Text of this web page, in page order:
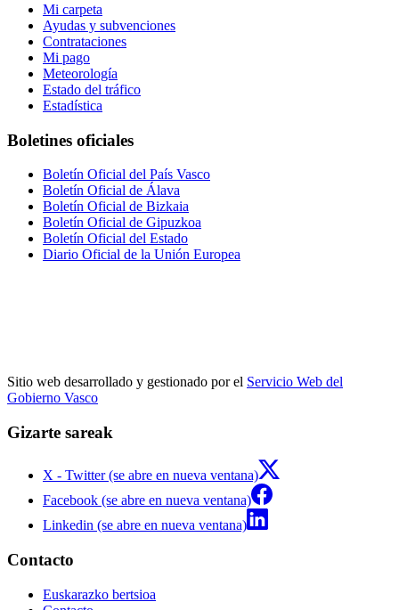
Mi carpeta
Ayudas y subvenciones
Contrataciones
Mi pago
Meteorología
Estado del tráfico
Estadística
Boletines oficiales
Boletín Oficial del País Vasco
Boletín Oficial de Álava
Boletín Oficial de Bizkaia
Boletín Oficial de Gipuzkoa
Boletín Oficial del Estado
Diario Oficial de la Unión Europea
Sitio web desarrollado y gestionado por el Servicio Web del
Gobierno Vasco
Gizarte sareak
X - Twitter (se abre en nueva ventana)
Facebook (se abre en nueva ventana)
Linkedin (se abre en nueva ventana)
Contacto
Euskarazko bertsioa